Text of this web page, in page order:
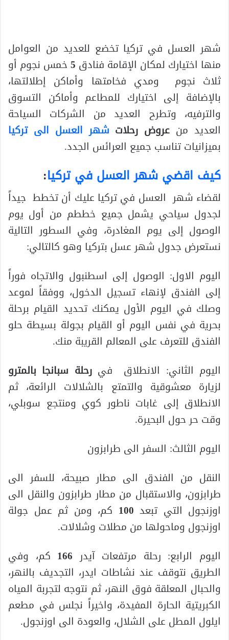
شهر العسل في تركيا تخضع للعديد من العوامل
منها اختيارك لمكان الإقامة فنادق 5خمس نجوم أو
ثلاث نجوم ومدي فخامتها وأماكن إطلالتها،
بالإضافة إلى اختيارك للمطاعم وأماكن التسوق
والترفيه، وتطرح العديد من الشركات السياحة
العديد من عروض رحلات شهر العسل الى تركيا
بميزانيات تناسب جميع العرائس الجدد.
كيف اقضي شهر العسل في تركيا:
لقضاء شهر العسل في تركيا عليك أن تخطط جيداً
لجدول سياحي يشمل جميع خططم من أول يوم
الوصول إلى يوم المغادرة، وفي السطور التالية
نستعرض جدول شهر عسل بتركيا وهو كالتالي:
اليوم الاول: الوصول إلى اسطنبول والاتجاه فوراً
إلى الفندق لإنهاء تسجيل الدخول، ووفقاً لموعد
وصلك في اليوم الأول يمكنك تحديد القيام برحلة
بحرية في نفس اليوم أو القيام بجولة بسيطة حلو
الفندق للتعرف على المعالم القريبة منك.
اليوم الثاني: الانطلاق فيرحلة سبانجا بالمترو
لزيارة معشوقية والتمتع بالشلالات الرائعة، ثم
الانطلاق إلى غابات ناطور كوي ومنتجع سوبلي،
وقت حر حول البحيرة.
اليوم الثالث: السفر الى طرابزون
النقل من الفندق الى مطار صبيحة، للسفر الى
طرابزون، والاستقبال من مطار طرابزون والنقل الى
اوزنجول التي تبعد 100 كم، ومن ثم عمل جولة
اوزنجول وماحولها من مطلات وشلالات.
اليوم الرابع: رحلة مرتفعات آيدر 166 كم، وفي
الطريق نتوقف عند نشاطات ايدر، التجديف بالنهر،
والحبال المعلقة فوق النهر، ثم نتوجه لتجربة المياه
الكبريتية الحارة المفيدة، واخيراً نجلس في مطعم
ايلول المطل على الشلال، والعودة الى اوزنجول.